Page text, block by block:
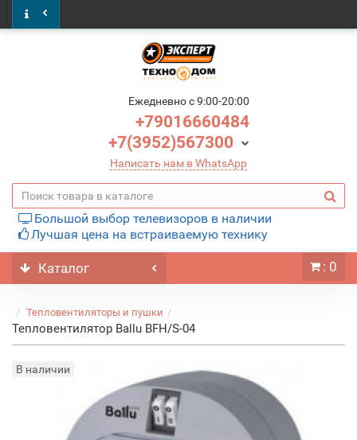
Ежедневно c 9:00-20:00
+79016660484
+7(3952)567300
Написать нам в WhatsApp
Большой выбор телевизоров в наличии
Лучшая цена на встраиваемую технику
Каталог : 0
Тепловентиляторы и пушки
Тепловентилятор Ballu BFH/S-04
В наличии